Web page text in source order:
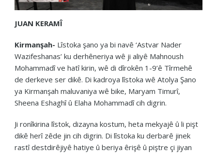
JUAN KERAMÎ
Kirmanşah- Lîstoka şano ya bi navê ‘Astvar Nader
Wazifeshanas’ ku derhêneriya wê ji aliyê Mahnoush
Mohammadî ve hatî kirin, wê di dîrokên 1-9’ê Tîrmehê
de derkeve ser dikê. Di kadroya lîstoka wê Atolya Şano
ya Kirmanşah maluvaniya wê bike, Maryam Timurî,
Sheena Eshaghî û Elaha Mohammadî cih digrin.
Ji ronîkirina lîstok, dizayna kostum, heta mekyajê û li pişt
dikê herî zêde jin cih digrin. Di lîstoka ku derbarê jinek
rastî destdirêjiyê hatiye û beriya êrişê û piştre çi jiyan